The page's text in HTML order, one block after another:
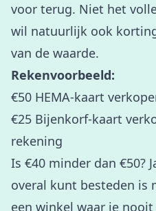
voor terug. Niet het
wil natuurlijk ook
van de waarde.
Rekenvoorbeeld:
€50 HEMA-kaart
€25 Bijenkorf-kaart
rekening
Is €40 minder dan €50?
overal kunt besteden is
een winkel waar je